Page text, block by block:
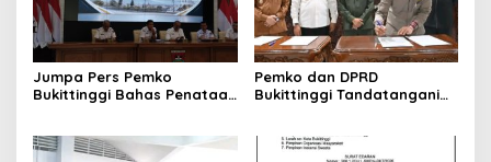
Jumpa Pers Pemko
Bukittinggi Bahas Penataan
Pemko dan DPRD
Bukittinggi Tandatangani
2026